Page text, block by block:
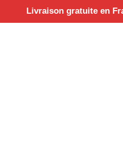
Livraison gratuite en